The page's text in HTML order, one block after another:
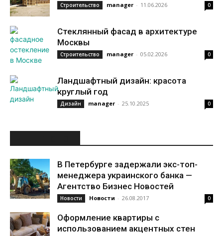
Строительство manager - 11.06.2026 0
Стеклянный фасад в архитектуре
Москвы
Строительство manager - 05.02.2026 0
Ландшафтный дизайн: красота
круглый год
Дизайн manager - 25.10.2025 0
В Петербурге задержали экс-топ-
менеджера украинского банка —
Агентство Бизнес Новостей
Новости Новости - 26.08.2017 0
Оформление квартиры с
использованием акцентных стен